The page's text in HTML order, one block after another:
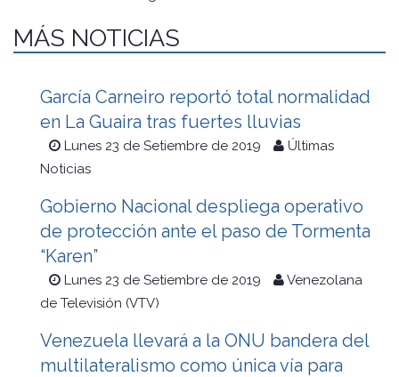
MÁS NOTICIAS
García Carneiro reportó total normalidad
en La Guaira tras fuertes lluvias
Lunes 23 de Setiembre de 2019
Últimas
Noticias
Gobierno Nacional despliega operativo
de protección ante el paso de Tormenta
“Karen”
Lunes 23 de Setiembre de 2019
Venezolana
de Televisión (VTV)
Venezuela llevará a la ONU bandera del
multilateralismo como única vía para